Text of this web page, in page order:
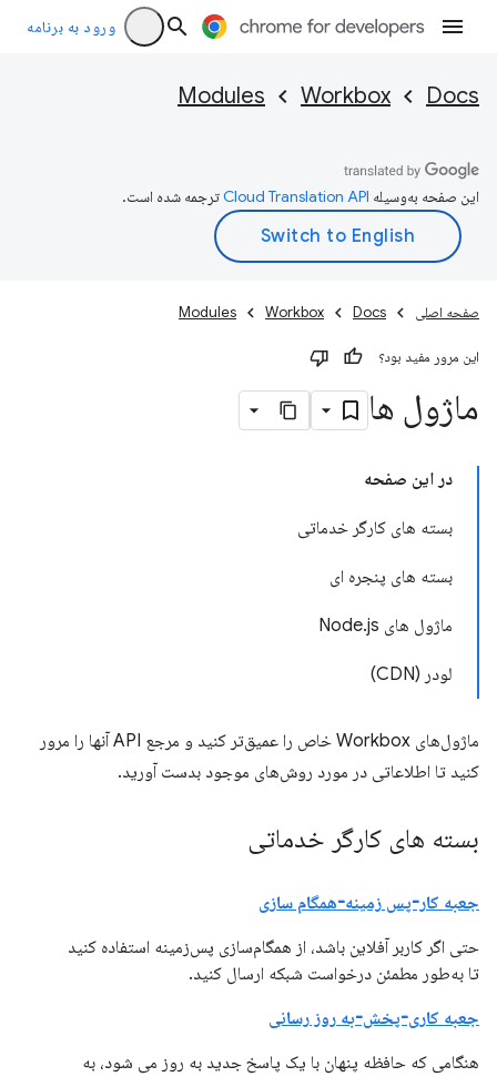
ورود به برنامه
Docs
Workbox
Modules
این صفحه به‌وسیله ترجمه شده است.
صفحه اصلی Docs
Workbox
Modules
این مرور مفید بود؟
ماژول ها
در این صفحه
بسته های کارگر خدماتی
بسته های پنجره ای
ماژول های Node.js
لودر (CDN)
ماژول‌های Workbox خاص را عمیق‌تر کنید و مرجع API آنها را مرور
کنید تا اطلاعاتی در مورد روش‌های موجود بدست آورید.
بسته های کارگر خدماتی
جعبه کار-پس زمینه-همگام سازی
حتی اگر کاربر آفلاین باشد، از همگام‌سازی پس‌زمینه استفاده کنید
تا به‌طور مطمئن درخواست شبکه ارسال کنید.
جعبه کاری-پخش-به روز رسانی
هنگامی که حافظه پنهان با یک پاسخ جدید به روز می شود، به